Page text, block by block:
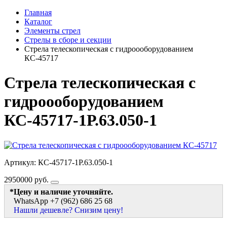
Главная
Каталог
Элементы стрел
Стрелы в сборе и секции
Стрела телескопическая с гидроооборудованием
КС-45717
Стрела телескопическая с
гидроооборудованием
КС-45717-1Р.63.050-1
Артикул: КС-45717-1Р.63.050-1
2950000 руб.
*Цену и наличие уточняйте.
WhatsApp +7 (962) 686 25 68
Нашли дешевле? Снизим цену!